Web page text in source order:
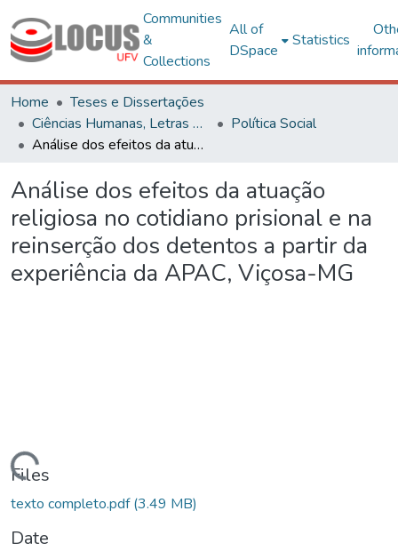
Communities
&
Collections
All of
DSpace
Statistics
Home
Teses e Dissertações
Ciências Humanas, Letras e Artes
Política Social
Análise dos efeitos da atuação religiosa no cotidiano prisional e na reinserção dos detentos a partir da experiência da APAC, Viçosa-MG
Análise dos efeitos da atuação
religiosa no cotidiano prisional e na
reinserção dos detentos a partir da
experiência da APAC, Viçosa-MG
Files
texto completo.pdf(3.49 MB)
Date